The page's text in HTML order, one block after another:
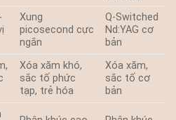
Xung
picosecond cực
ngắn
Q-Switched
Nd:YAG cơ
bản
Xóa xăm khó,
sắc tố phức
tạp, trẻ hóa
Xóa xăm,
sắc tố cơ
bản